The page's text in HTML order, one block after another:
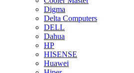
Digma
Delta Computers
DELL
Dahua
HP
HISENSE
Huawei